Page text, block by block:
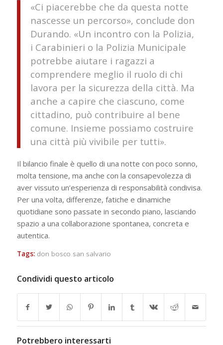
«Ci piacerebbe che da questa notte
nascesse un percorso», conclude don
Durando. «Un incontro con la Polizia,
i Carabinieri o la Polizia Municipale
potrebbe aiutare i ragazzi a
comprendere meglio il ruolo di chi
lavora per la sicurezza della città. Ma
anche a capire che ciascuno, come
cittadino, può contribuire al bene
comune. Insieme possiamo costruire
una città più vivibile per tutti».
Il bilancio finale è quello di una notte con poco sonno,
molta tensione, ma anche con la consapevolezza di
aver vissuto un’esperienza di responsabilità condivisa.
Per una volta, differenze, fatiche e dinamiche
quotidiane sono passate in secondo piano, lasciando
spazio a una collaborazione spontanea, concreta e
autentica.
Tags: don bosco san salvario
Condividi questo articolo
Potrebbero interessarti